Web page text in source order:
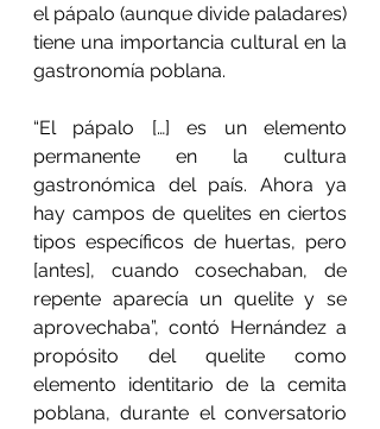
el pápalo (aunque divide paladares)
tiene una importancia cultural en la
gastronomía poblana.
“El pápalo […] es un elemento
permanente en la cultura
gastronómica del país. Ahora ya
hay campos de quelites en ciertos
tipos específicos de huertas, pero
[antes], cuando cosechaban, de
repente aparecía un quelite y se
aprovechaba”, contó Hernández a
propósito del quelite como
elemento identitario de la cemita
poblana, durante el conversatorio